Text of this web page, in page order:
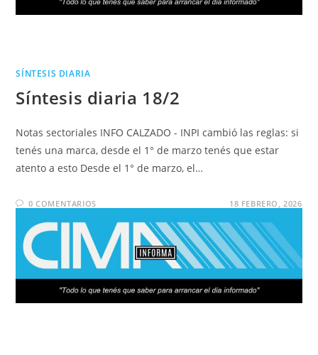
SÍNTESIS DIARIA
Síntesis diaria 18/2
Notas sectoriales INFO CALZADO - INPI cambió las reglas: si
tenés una marca, desde el 1° de marzo tenés que estar
atento a esto Desde el 1° de marzo, el…
0 COMENTARIOS 18 FEBRERO, 2026